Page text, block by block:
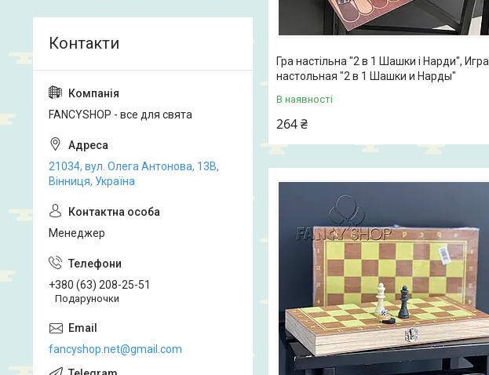
Гра настільна "2 в 1 Шашки і Нарди", Игра
настольная "2 в 1 Шашки и Нарды"
В наявності
264 ₴
FANCYSHOP - все для свята
21034, вул. Олега Антонова, 13В,
Вінниця, Україна
Менеджер
+380 (63) 208-25-51
Подаруночки
fancyshop.net@gmail.com